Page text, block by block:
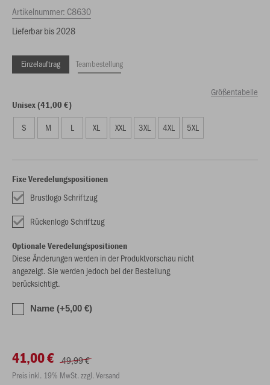
Artikelnummer: C8630
Lieferbar bis 2028
Einzelauftrag Teambestellung
Größentabelle
Unisex (41,00 €)
S M L XL XXL 3XL 4XL 5XL
Fixe Veredelungspositionen
Brustlogo Schriftzug
Rückenlogo Schriftzug
Optionale Veredelungspositionen
Diese Änderungen werden in der Produktvorschau nicht
angezeigt. Sie werden jedoch bei der Bestellung
berücksichtigt.
Name (+5,00 €)
41,00 € 49,99 €
Preis inkl. 19% MwSt. zzgl. Versand